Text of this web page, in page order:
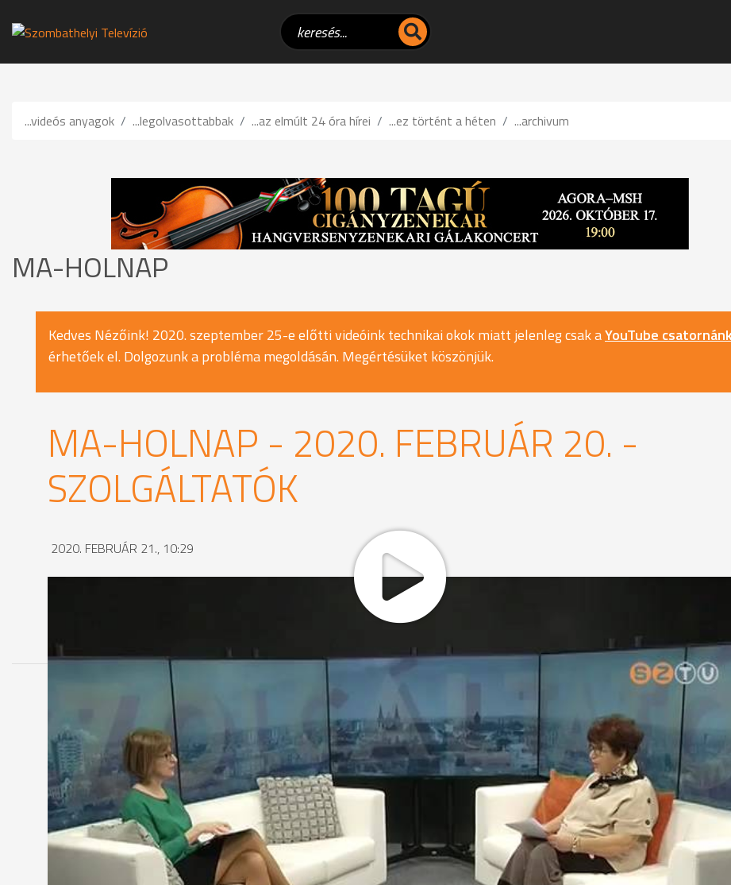
...videós anyagok ...legolvasottabbak ...az elmúlt 24 óra hírei ...ez történt a héten ...archivum
MA-HOLNAP
Kedves Nézőink! 2020. szeptember 25-e előtti videóink technikai okok miatt jelenleg csak aYouTube
érhetőek el. Dolgozunk a probléma megoldásán. Megértésüket köszönjük.
MA-HOLNAP - 2020. FEBRUÁR 20. -
SZOLGÁLTATÓK
2020. FEBRUÁR 21., 10:29